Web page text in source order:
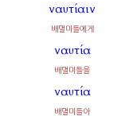
ναυτίαιν
배멀미들에게
ναυτία
배멀미들을
ναυτία
배멀미들아